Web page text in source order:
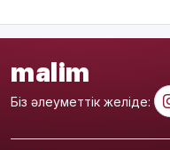
malim
Біз әлеуметтік желіде: